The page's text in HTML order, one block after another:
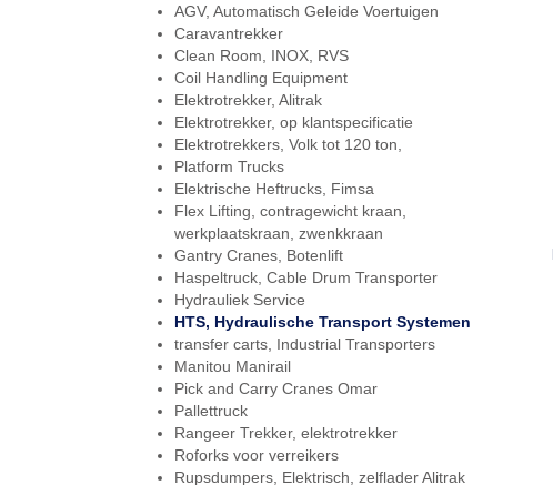
AGV, Automatisch Geleide Voertuigen
Caravantrekker
Clean Room, INOX, RVS
Coil Handling Equipment
Elektrotrekker, Alitrak
Elektrotrekker, op klantspecificatie
Elektrotrekkers, Volk tot 120 ton,
Platform Trucks
Elektrische Heftrucks, Fimsa
Flex Lifting, contragewicht kraan,
werkplaatskraan, zwenkkraan
Gantry Cranes, Botenlift
Haspeltruck, Cable Drum Transporter
Hydrauliek Service
HTS, Hydraulische Transport Systemen
transfer carts, Industrial Transporters
Manitou Manirail
Pick and Carry Cranes Omar
Pallettruck
Rangeer Trekker, elektrotrekker
Roforks voor verreikers
Rupsdumpers, Elektrisch, zelflader Alitrak